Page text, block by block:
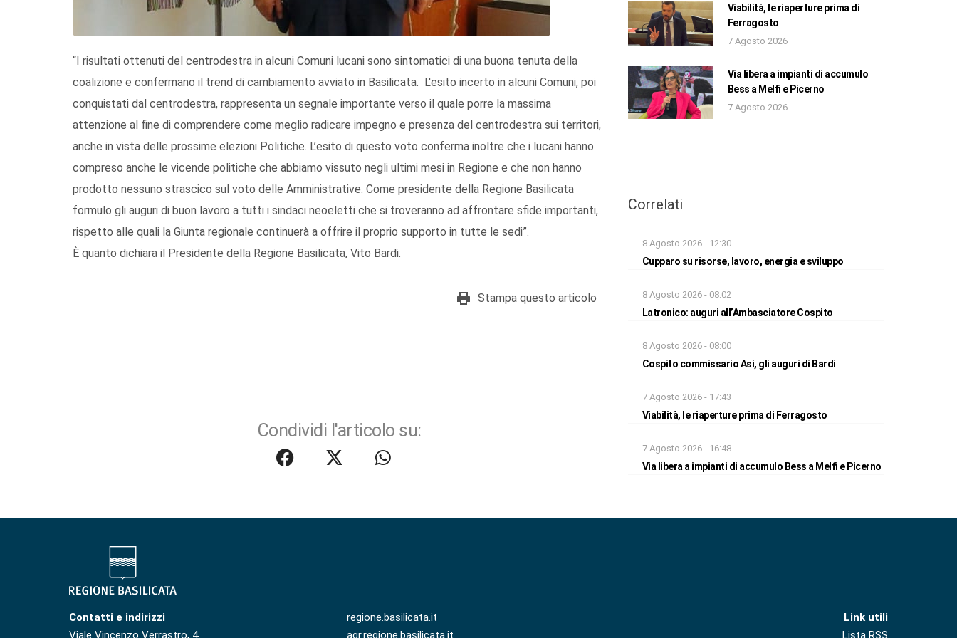
“I risultati ottenuti del centrodestra in alcuni Comuni lucani sono sintomatici di una buona tenuta della
coalizione e confermano il trend di cambiamento avviato in Basilicata. L'esito incerto in alcuni Comuni, poi
conquistati dal centrodestra, rappresenta un segnale importante verso il quale porre la massima
attenzione al fine di comprendere come meglio radicare impegno e presenza del centrodestra sui territori,
anche in vista delle prossime elezioni Politiche. L’esito di questo voto conferma inoltre che i lucani hanno
compreso anche le vicende politiche che abbiamo vissuto negli ultimi mesi in Regione e che non hanno
prodotto nessuno strascico sul voto delle Amministrative. Come presidente della Regione Basilicata
formulo gli auguri di buon lavoro a tutti i sindaci neoeletti che si troveranno ad affrontare sfide importanti,
rispetto alle quali la Giunta regionale continuerà a offrire il proprio supporto in tutte le sedi”.
È quanto dichiara il Presidente della Regione Basilicata, Vito Bardi.
Stampa questo articolo
Condividi l'articolo su:
Viabilità, le riaperture prima di
Ferragosto
7 Agosto 2026
Via libera a impianti di accumulo
Bess a Melfi e Picerno
7 Agosto 2026
Correlati
8 Agosto 2026 - 12:30
Cupparo su risorse, lavoro, energia e sviluppo
8 Agosto 2026 - 08:02
Latronico: auguri all’Ambasciatore Cospito
8 Agosto 2026 - 08:00
Cospito commissario Asi, gli auguri di Bardi
7 Agosto 2026 - 17:43
Viabilità, le riaperture prima di Ferragosto
7 Agosto 2026 - 16:48
Via libera a impianti di accumulo Bess a Melfi e Picerno
Contatti e indirizzi
Viale Vincenzo Verrastro, 4
regione.basilicata.it
agr.regione.basilicata.it
Link utili
Lista RSS